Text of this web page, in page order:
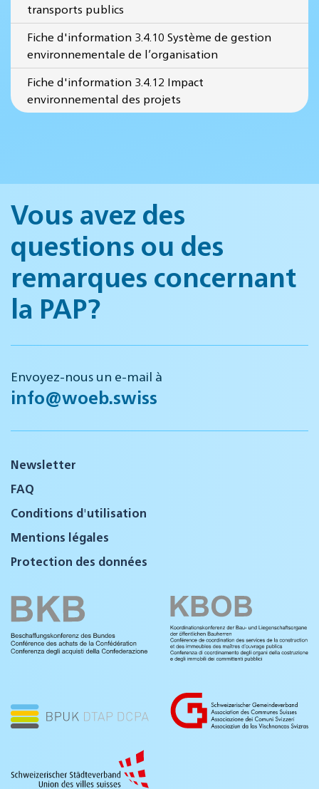
transports publics
Fiche d'information 3.4.10 Système de gestion
environnementale de l’organisation
Fiche d'information 3.4.12 Impact
environnemental des projets
Vous avez des
questions ou des
remarques concernant
la PAP?
Envoyez-nous un e-mail à
info@woeb.swiss
Newsletter
FAQ
Conditions d'utilisation
Mentions légales
Protection des données